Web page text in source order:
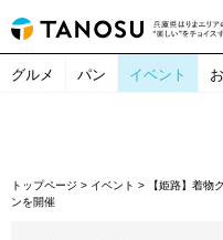
グルメ パン イベント
トップページ > イベント >
【姫路】着物
ンを開催